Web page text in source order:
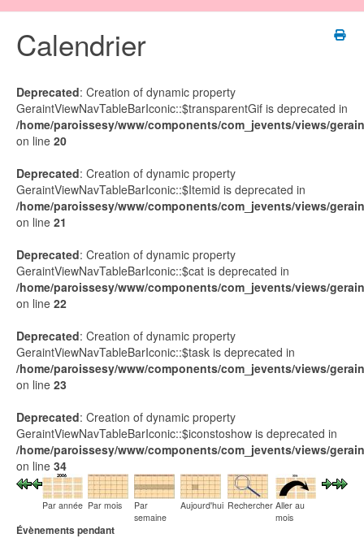
Calendrier
Deprecated: Creation of dynamic property
GeraintViewNavTableBarIconic::$transparentGif is deprecated in
/home/paroissesy/www/components/com_jevents/views/
on line 20
Deprecated: Creation of dynamic property
GeraintViewNavTableBarIconic::$Itemid is deprecated in
/home/paroissesy/www/components/com_jevents/views/
on line 21
Deprecated: Creation of dynamic property
GeraintViewNavTableBarIconic::$cat is deprecated in
/home/paroissesy/www/components/com_jevents/views/
on line 22
Deprecated: Creation of dynamic property
GeraintViewNavTableBarIconic::$task is deprecated in
/home/paroissesy/www/components/com_jevents/views/
on line 23
Deprecated: Creation of dynamic property
GeraintViewNavTableBarIconic::$iconstoshow is deprecated in
/home/paroissesy/www/components/com_jevents/views/
on line 34
Par année Par mois
Par
semaine
Aujourd'hui Rechercher Aller au
mois
Évènements pendant